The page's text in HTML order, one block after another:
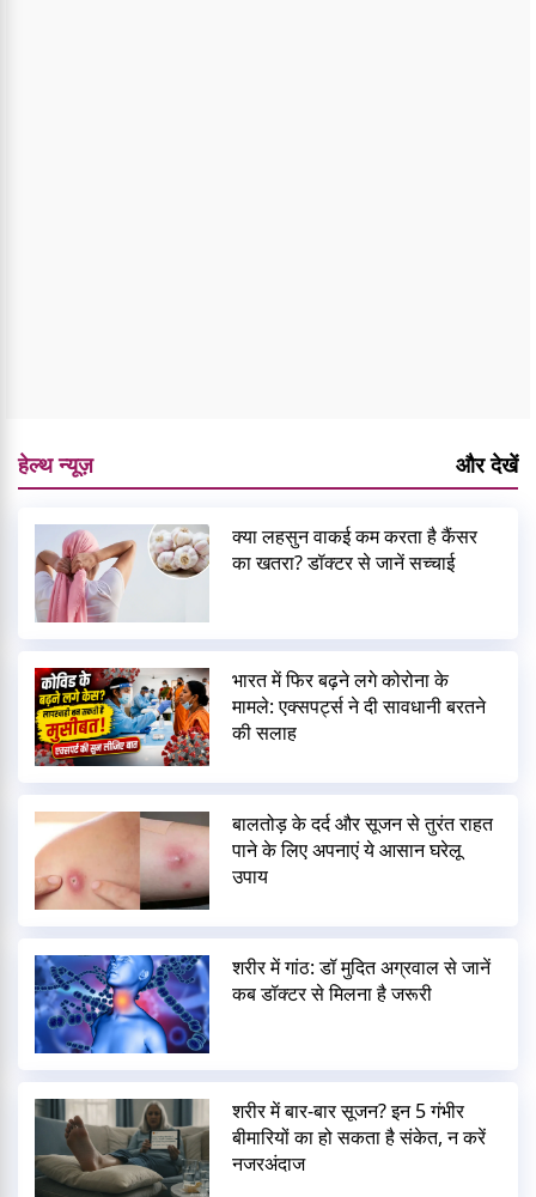
हेल्थ न्यूज़ और देखें
क्या लहसुन वाकई कम करता है कैंसर
का खतरा? डॉक्टर से जानें सच्चाई
भारत में फिर बढ़ने लगे कोरोना के
मामले: एक्सपर्ट्स ने दी सावधानी बरतने
की सलाह
बालतोड़ के दर्द और सूजन से तुरंत राहत
पाने के लिए अपनाएं ये आसान घरेलू
उपाय
शरीर में गांठ: डॉ मुदित अग्रवाल से जानें
कब डॉक्टर से मिलना है जरूरी
शरीर में बार-बार सूजन? इन 5 गंभीर
बीमारियों का हो सकता है संकेत, न करें
नजरअंदाज